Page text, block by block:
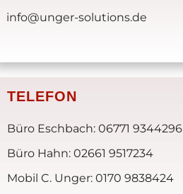
info@unger-solutions.de
TELEFON
Büro Eschbach: 06771 9344296
Büro Hahn: 02661 9517234
Mobil C. Unger: 0170 9838424